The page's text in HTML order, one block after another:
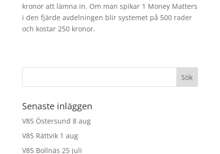
kronor att lämna in. Om man spikar 1 Money Matters
i den fjärde avdelningen blir systemet på 500 rader
och kostar 250 kronor.
Senaste inläggen
V85 Östersund 8 aug
V85 Rättvik 1 aug
V85 Bollnäs 25 juli